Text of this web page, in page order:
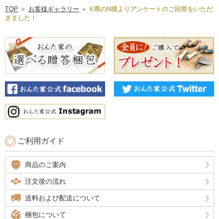
TOP ＞ お客様ギャラリー ＞ K県のN様よりアンケートのご回答をいただ
きました！
ご利用ガイド
商品のご案内
注文後の流れ
送料および配送について
梱包について